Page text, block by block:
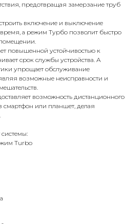
предотвращая замерзание труб
включение и выключение
а режим Турбо позволит быстро
повышенной устойчивостью к
срок службы устройства. А
упрощает обслуживание
возможные неисправности и
возможность дистанционного
смартфон или планшет, делая
Turbo